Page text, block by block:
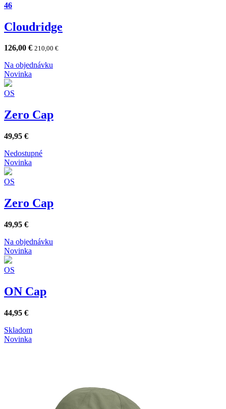
46
Cloudridge
126,00 € 210,00 €
Na objednávku
Novinka
OS
Zero Cap
49,95 €
Nedostupné
Novinka
OS
Zero Cap
49,95 €
Na objednávku
Novinka
OS
ON Cap
44,95 €
Skladom
Novinka